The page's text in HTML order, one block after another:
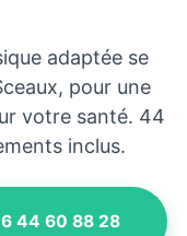
adaptée se
pour une
votre santé. 44
inclus.
44 60 88 28